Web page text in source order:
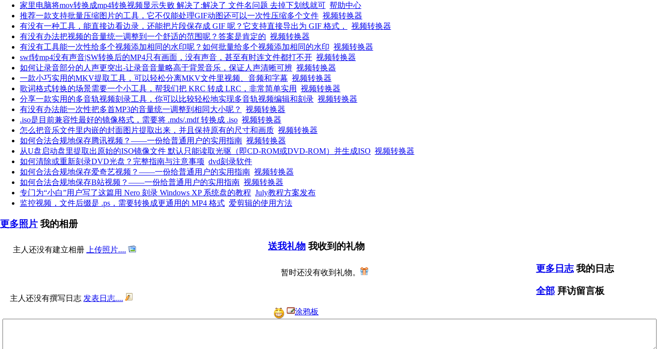
家里电脑将mov转换成mp4转换视频显示失败 解决了:解决了 文件名问题 去掉下划线就可 帮助中心
推荐一款支持批量压缩图片的工具，它不仅能处理GIF动图还可以一次性压缩多个文件 视频转换器
有没有一种工具，能直接边看边录，还能把片段保存成 GIF 呢？它支持直接导出为 GIF 格式，
视频转换器
有没有办法把视频的音量统一调整到一个舒适的范围呢？答案是肯定的 视频转换器
有没有工具能一次性给多个视频添加相同的水印呢？如何批量给多个视频添加相同的水印 视频转换器
swf转mp4没有声音|SW转换后的MP4只有画面，没有声音，甚至有时连文件都打不开 视频转换器
如何让录音部分的人声更突出-让录音音量略高于背景音乐，保证人声清晰可辨 视频转换器
一款小巧实用的MKV提取工具，可以轻松分离MKV文件里视频、音频和字幕 视频转换器
歌词格式转换的场景需要一个小工具，帮我们把 KRC 转成 LRC，非常简单实用
视频转换器
分享一款实用的多音轨视频刻录工具，你可以比较轻松地实现多音轨视频编辑和刻录 视频转换器
有没有办法能一次性把多首MP3的音量统一调整到相同大小呢？
视频转换器
.iso是目前兼容性最好的镜像格式，需要将 .mds/.mdf 转换成 .iso 视频转换器
怎么把音乐文件里内嵌的封面图片提取出来，并且保持原有的尺寸和画质 视频转换器
如何合法合规地保存腾讯视频？——一份给普通用户的实用指南 视频转换器
从U盘启动盘里提取出原始的ISO镜像文件 默认只能读取光驱（即CD-ROM或DVD-ROM）并生成ISO 视频转换器
如何清除或重新刻录DVD光盘？完整指南与注意事项 dvd刻录软件
如何合法合规地保存爱奇艺视频？——一份给普通用户的实用指南 视频转换器
如何合法合规地保存B站视频？——一份给普通用户的实用指南 视频转换器
专门为“小白”用户写了这篇用 Nero 刻录 Windows XP 系统盘的教程 July教程方案发布
监控视频，文件后缀是 .ps，需要转换成更通用的 MP4 格式 爱剪辑的使用方法
更多照片 我的相册
主人还没有建立相册 上传照片.... 送我礼物 我收到的礼物
暂时还没有收到礼物。 更多日志 我的日志
主人还没有撰写日志 发表日志....
全部 拜访留言板
涂鸦板